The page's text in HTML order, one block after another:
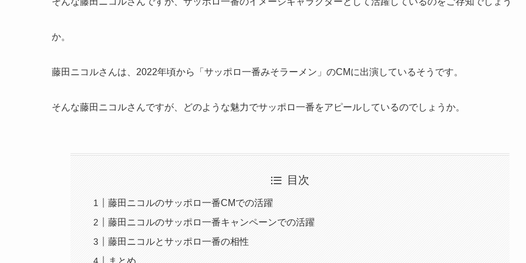
か。
藤田ニコルさんは、2022年頃から「サッポロ一番みそラーメン」のCMに出演しているそうです。
そんな藤田ニコルさんですが、どのような魅力でサッポロ一番をアピールしているのでしょうか。
目次
藤田ニコルのサッポロ一番CMでの活躍
藤田ニコルのサッポロ一番キャンペーンでの活躍
藤田ニコルとサッポロ一番の相性